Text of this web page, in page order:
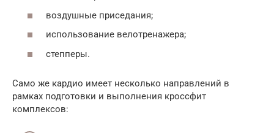
воздушные приседания;
использование велотренажера;
степперы.
Само же кардио имеет несколько направлений в
рамках подготовки и выполнения кроссфит
комплексов: